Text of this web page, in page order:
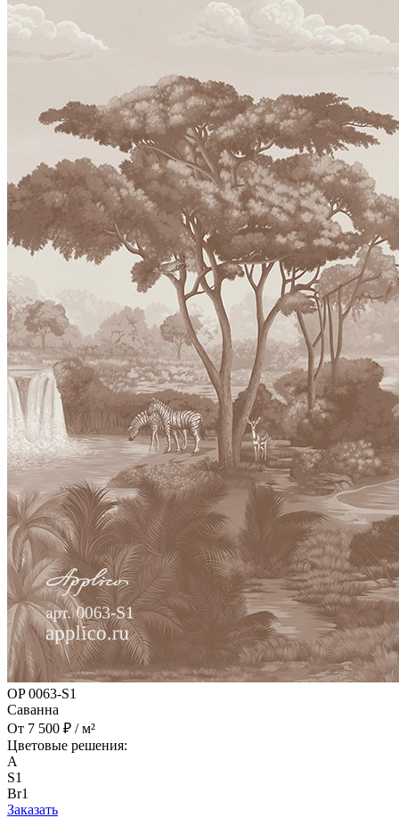
OP 0063-S1
Саванна
От 7 500 ₽ / м²
Цветовые решения:
A
S1
Br1
Заказать